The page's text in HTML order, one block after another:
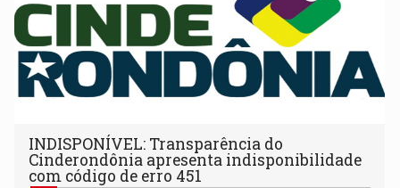
INDISPONÍVEL: Transparência do
Cinderondônia apresenta indisponibilidade
com código de erro 451